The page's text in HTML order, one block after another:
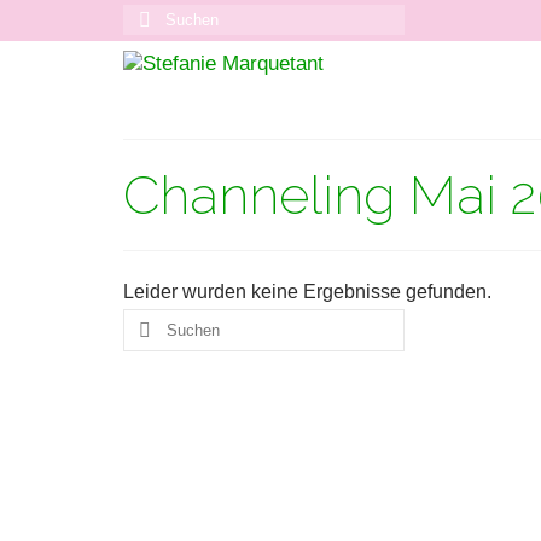
Suchen
nach:
Channeling Mai
Leider wurden keine Ergebnisse gefunden.
Suchen
nach: